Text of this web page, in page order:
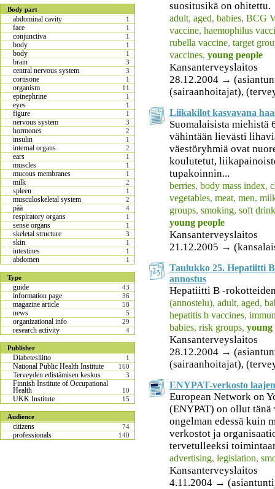
Body part
abdominal cavity 1
face 1
conjunctiva 1
body 1
body 1
brain 3
central nervous system 3
cortisone 1
organism 11
epinephrine 1
eyes 1
figure 1
nervous system 3
hormones 2
insulin 1
internal organs 2
ears 1
muscles 1
mucous membranes 1
milk 2
spleen 1
musculoskeletal system 2
pää 4
respiratory organs 1
sense organs 1
skeletal structure 3
skin 1
intestines 1
abdomen 1
Type
guide 43
information page 36
magazine article 58
news 5
organizational info 29
research activity 4
Publisher
Diabetesliitto 1
National Public Health Institute 160
Terveyden edistämisen keskus 3
Finnish Institute of Occupational
Health 10
UKK Institute 15
Audience
citizens 74
professionals 140
suositusikä on ohitettu.
adult, aged, babies, BCG
vaccine, haemophilus
rubella vaccine, target
vaccines, young people
Kansanterveyslaitos
28.12.2004 →
(sairaanhoitajat),
Liikakilot kasvavana
Suomalaisista miehistä
vähintään lievästi
väestöryhmiä ovat
koulutetut,
tupakoinnin...
berries, body mass index,
vegetables, meat, men,
groups, smoking, soft
young people
Kansanterveyslaitos
21.12.2005 →
Taulukko 25. Hepatiitti
annostus
Hepatiitti B -
(annostelu), adult, aged,
hepatitis b vaccines,
babies, risk groups, young
Kansanterveyslaitos
28.12.2004 →
(sairaanhoitajat),
ENYPAT-verkosto
European Network on
(ENYPAT) on ollut
ongelman edessä kuin
verkostot ja
tervetulleeksi
advertising, legislation,
Kansanterveyslaitos
4.11.2004 →